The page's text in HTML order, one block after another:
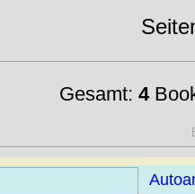
Gesamt: 4